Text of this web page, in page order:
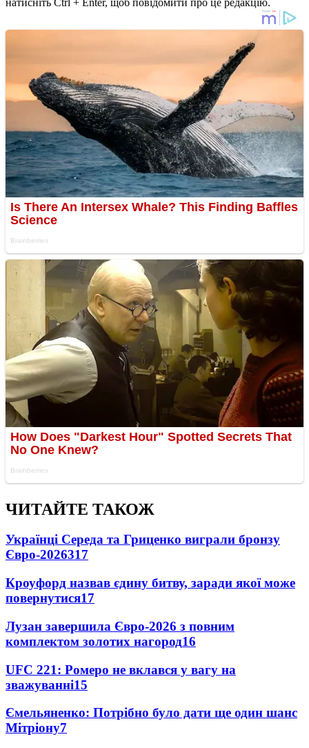
натисніть Ctrl + Enter, щоб повідомити про це редакцію.
ЧИТАЙТЕ ТАКОЖ
Українці Середа та Гриценко виграли бронзу
Євро-2026317
Кроуфорд назвав єдину битву, заради якої може
повернутися17
Лузан завершила Євро-2026 з повним
комплектом золотих нагород16
UFC 221: Ромеро не вклався у вагу на
зважуванні15
Ємельяненко: Потрібно було дати ще один шанс
Мітріону7